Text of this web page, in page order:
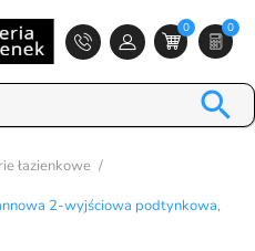
0 0

łazienkowe
2-wyjściowa podtynkowa,